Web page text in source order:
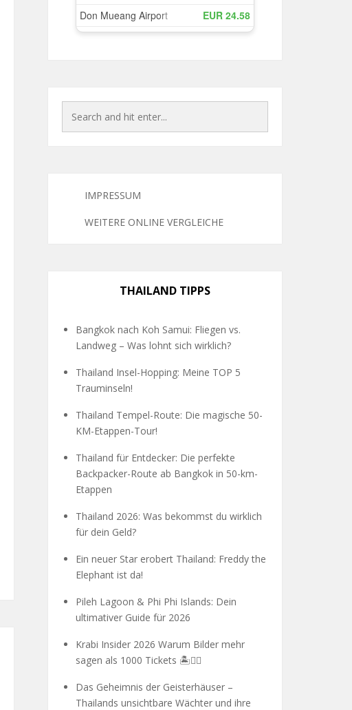
IMPRESSUM
WEITERE ONLINE VERGLEICHE
THAILAND TIPPS
Bangkok nach Koh Samui: Fliegen vs.
Landweg – Was lohnt sich wirklich?
Thailand Insel-Hopping: Meine TOP 5
Trauminseln!
Thailand Tempel-Route: Die magische 50-
KM-Etappen-Tour!
Thailand für Entdecker: Die perfekte
Backpacker-Route ab Bangkok in 50-km-
Etappen
Thailand 2026: Was bekommst du wirklich
für dein Geld?
Ein neuer Star erobert Thailand: Freddy the
Elephant ist da!
Pileh Lagoon & Phi Phi Islands: Dein
ultimativer Guide für 2026
Krabi Insider 2026 Warum Bilder mehr
sagen als 1000 Tickets 🏝️🧗‍♂️
Das Geheimnis der Geisterhäuser –
Thailands unsichtbare Wächter und ihre